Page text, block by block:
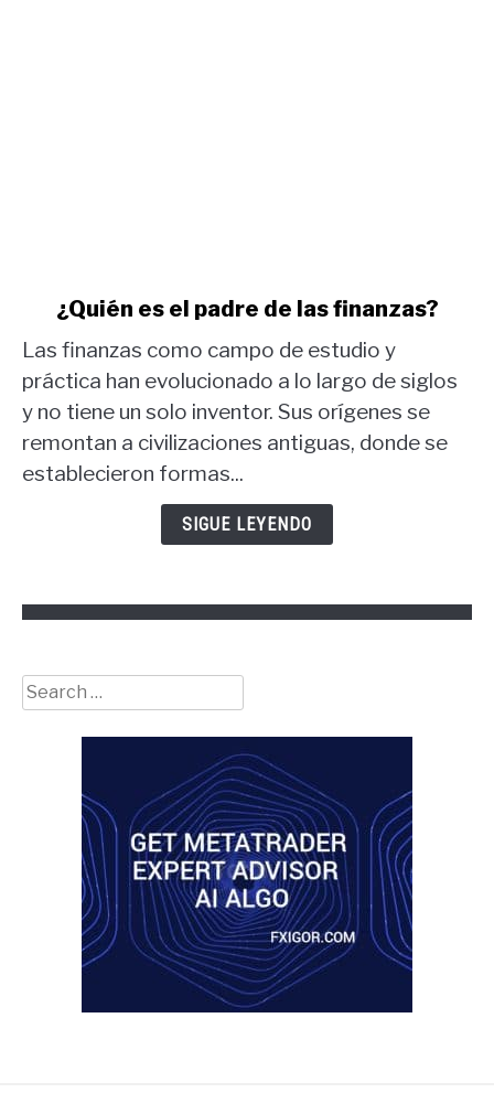
¿Quién
es
el
las
¿Quién es el padre de las finanzas?
Las finanzas como campo de estudio y
práctica han evolucionado a lo largo de siglos
y no tiene un solo inventor. Sus orígenes se
remontan a civilizaciones antiguas, donde se
establecieron formas...
SIGUE LEYENDO
Search
for: